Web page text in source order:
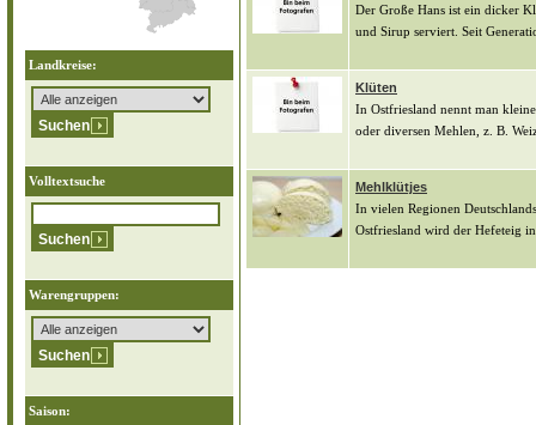
Landkreise:
Volltextsuche
Warengruppen:
Saison:
Der Große Hans ist ein dicker
und Sirup serviert. Seit
Klüten
In Ostfriesland nennt man
oder diversen Mehlen, z. B.
Mehlklütjes
In vielen Regionen
Ostfriesland wird der Hefeteig